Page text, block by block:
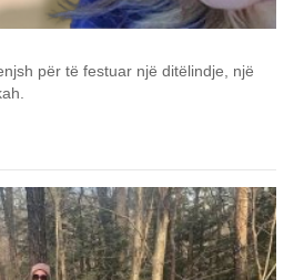
për të festuar një ditëlindje, një